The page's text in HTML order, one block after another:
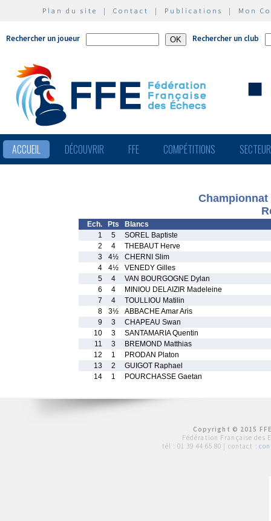
Plan du site | Contact | Publications | Mon
Rechercher un joueur Rechercher un club
ACCUEIL DÉCOUVRIR FFE COMPÉTITIONS
Championnat
Ech. Pts
Blancs
1
5
SOREL Baptiste
2
4
THEBAUT Herve
3
4½
CHERNI Slim
4
4½
VENEDY Gilles
5
4
VAN BOURGOGNE Dylan
6
4
MINIOU DELAIZIR Madeleine
7
4
TOULLIOU Matilin
8
3½
ABBACHE Amar Aris
9
3
CHAPEAU Swan
10
3
SANTAMARIA Quentin
11
3
BREMOND Matthias
12
1
PRODAN Platon
13
2
GUIGOT Raphael
14
1 POURCHASSE Gaetan
Copyright © 2015
Fédération Française des
tél : 01 39 44 65 80 | contact :